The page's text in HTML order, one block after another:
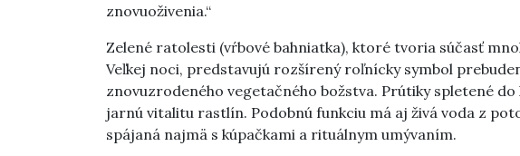
znovuoživenia.“
Zelené ratolesti (vŕbové bahniatka), ktoré tvoria súčasť
Veľkej noci, predstavujú rozšírený roľnícky symbol
znovuzrodeného vegetačného božstva. Prútiky spletené
jarnú vitalitu rastlín. Podobnú funkciu má aj živá voda z
spájaná najmä s kúpačkami a rituálnym umývaním.